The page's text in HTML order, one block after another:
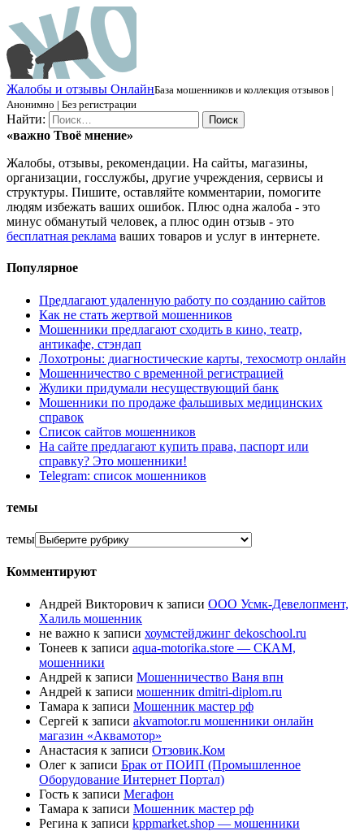
Жалобы и отзывы ОнлайнБаза мошенников и коллекция отзывов |
Анонимно | Без регистрации
Найти:
«важно Твоё мнение»
Жалобы, отзывы, рекомендации. На сайты, магазины,
организации, госслужбы, другие учреждения, сервисы и
структуры. Пишите, оставляйте комментарии, помогите
людям избежать ваших ошибок. Плюс одна жалоба - это
минус обманутый человек, а плюс один отзыв - это
бесплатная реклама ваших товаров и услуг в интернете.
Популярное
Предлагают удаленную работу по созданию сайтов
Как не стать жертвой мошенников
Мошенники предлагают сходить в кино, театр,
антикафе, стэндап
Лохотроны: диагностические карты, техосмотр онлайн
Мошенничество с временной регистрацией
Жулики придумали несуществующий банк
Мошенники по продаже фальшивых медицинских
справок
Список сайтов мошенников
На сайте предлагают купить права, паспорт или
справку? Это мошенники!
Telegram: список мошенников
темы
темы
Комментируют
Андрей Викторович к записи ООО Усмк-Девелопмент,
Халиль мошенник
не важно к записи хоумстейджинг dekoschool.ru
Тонеев к записи aqua-motorika.store — СКАМ,
мошенники
Андрей к записи Мошенничество Ваня впн
Андрей к записи мошенник dmitri-diplom.ru
Тамара к записи Мошенник мастер рф
Сергей к записи akvamotor.ru мошенники онлайн
магазин «Аквамотор»
Анастасия к записи Отзовик.Ком
Олег к записи Брак от ПОИП (Промышленное
Оборудование Интернет Портал)
Гость к записи Мегафон
Тамара к записи Мошенник мастер рф
Регина к записи kppmarket.shop — мошенники